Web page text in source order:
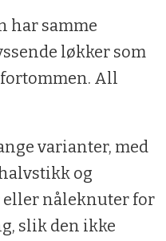
har samme
løkker som
All
varianter, med
og
eller nåleknuter for
slik den ikke